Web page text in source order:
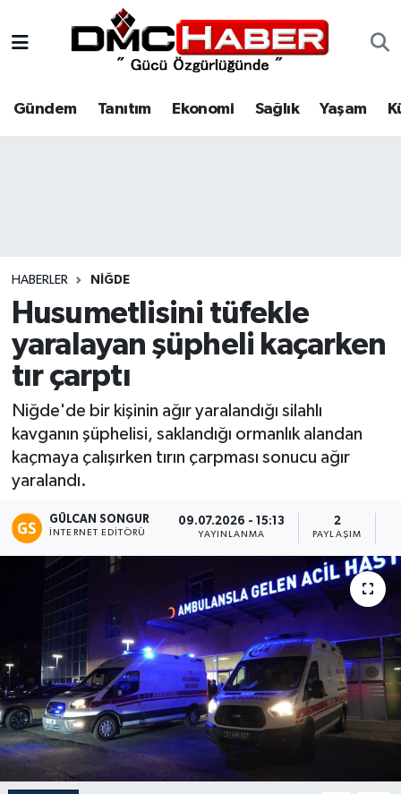
Gündem Tanıtım Ekonomi Sağlık Yaşam
HABERLER NIĞDE
Husumetlisini tüfekle
yaralayan şüpheli kaçarken
tır çarptı
Niğde'de bir kişinin ağır yaralandığı silahlı
kavganın şüphelisi, saklandığı ormanlık alandan
kaçmaya çalışırken tırın çarpması sonucu ağır
yaralandı.
GÜLCAN SONGUR
İNTERNET EDITÖRÜ
09.07.2026 - 15:13
YAYINLANMA
2
PAYLAŞIM
Tanıtım
Spor
Siyaset
Eğitim
Teknoloji
Asayiş
Resmi İlan
Nöbetçi Eczaneler
Hava Durumu
Haber Arşivi